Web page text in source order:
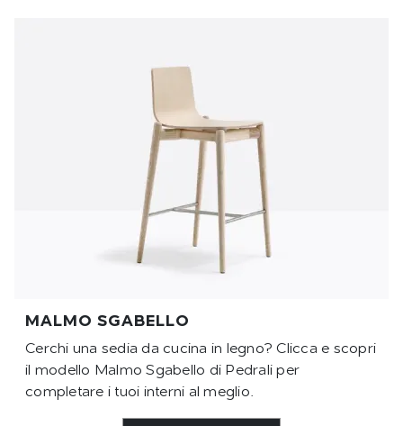
MALMO SGABELLO
Cerchi una sedia da cucina in legno? Clicca e scopri
il modello Malmo Sgabello di Pedrali per
completare i tuoi interni al meglio.